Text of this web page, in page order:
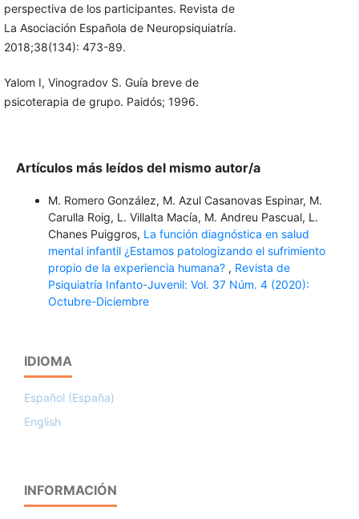
perspectiva de los participantes. Revista de
La Asociación Española de Neuropsiquiatría.
2018;38(134): 473-89.
Yalom I, Vinogradov S. Guía breve de
psicoterapia de grupo. Paidós; 1996.
Artículos más leídos del mismo autor/a
M. Romero González, M. Azul Casanovas Espinar, M.
Carulla Roig, L. Villalta Macía, M. Andreu Pascual, L.
Chanes Puiggros, La función diagnóstica en salud
mental infantil ¿Estamos patologizando el sufrimiento
propio de la experiencia humana? , Revista de
Psiquiatría Infanto-Juvenil: Vol. 37 Núm. 4 (2020):
Octubre-Diciembre
IDIOMA
Español (España)
English
INFORMACIÓN